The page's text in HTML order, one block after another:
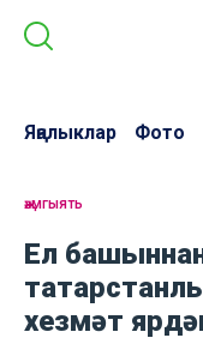
Яңалыклар Фото
җәмгыять
Ел
хезмәт